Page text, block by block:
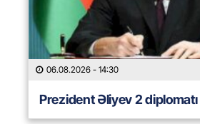
06.08.2026 - 14:30
Prezident Əliyev 2 diplomatı